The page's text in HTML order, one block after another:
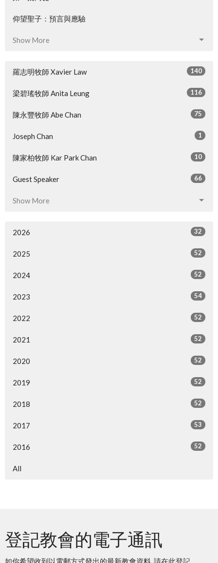
仰望聖子：預言與應驗
Show More
羅志明牧師 Xavier Law 140
梁碧瑤牧師 Anita Leung 116
陳永豐牧師 Abe Chan 75
Joseph Chan 1
陳家柏牧師 Kar Park Chan 10
Guest Speaker 66
Show More
2026 32
2025 52
2024 52
2023 54
2022 52
2021 52
2020 52
2019 52
2018 52
2017 53
2016 52
All
登記教會的電子通訊
如你希望收到以電郵方式發出的最新教會資料, 請在此登記